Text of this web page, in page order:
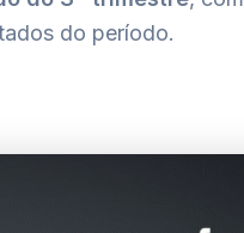
do período.